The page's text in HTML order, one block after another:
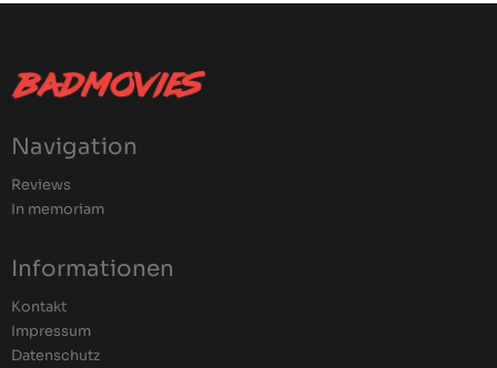
Navigation
Reviews
In memoriam
Informationen
Kontakt
Impressum
Datenschutz